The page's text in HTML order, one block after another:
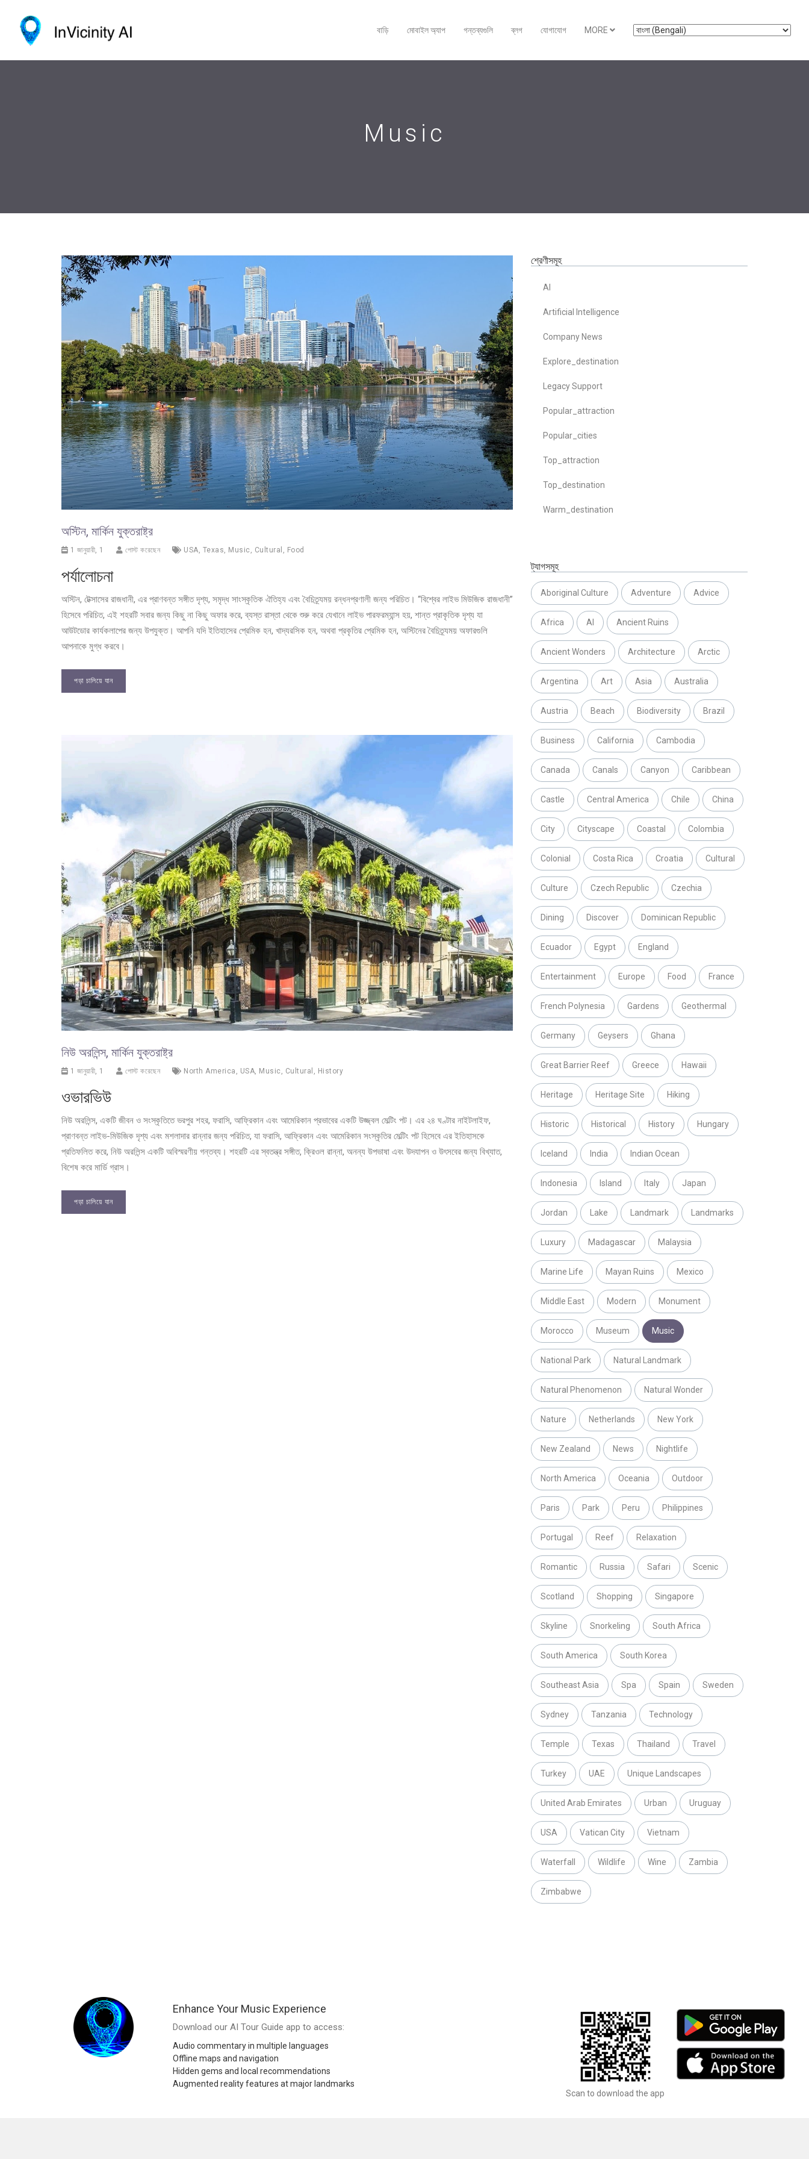
বাড়ি মোবাইল অ্যাপ গন্তব্যগুলি ব্লগ যোগাযোগ MORE
Music
অস্টিন, মার্কিন যুক্তরাষ্ট্র
1 জানুয়ারী, 1 পোস্ট করেছেন USA, Texas, Music , Cultural , Food
পর্যালোচনা
অস্টিন, টেক্সাসের রাজধানী, এর প্রাণবন্ত সঙ্গীত দৃশ্য, সমৃদ্ধ সাংস্কৃতিক ঐতিহ্য এবং বৈচিত্র্যময় রন্ধনপ্রণালী জন্য পরিচিত। “বিশ্বের লাইভ মিউজিক রাজধানী”
হিসেবে পরিচিত, এই শহরটি সবার জন্য কিছু না কিছু অফার করে, ব্যস্ত রাস্তা থেকে শুরু করে যেখানে লাইভ পারফরম্যান্স হয়, শান্ত প্রাকৃতিক দৃশ্য যা
আউটডোর কার্যকলাপের জন্য উপযুক্ত। আপনি যদি ইতিহাসের প্রেমিক হন, খাদ্যরসিক হন, অথবা প্রকৃতির প্রেমিক হন, অস্টিনের বৈচিত্র্যময় অফারগুলি
আপনাকে মুগ্ধ করবে।
পড়া চালিয়ে যান
নিউ অরলিন্স, মার্কিন যুক্তরাষ্ট্র
1 জানুয়ারী, 1 পোস্ট করেছেন North America , USA, Music , Cultural , History
ওভারভিউ
নিউ অরলিন্স, একটি জীবন ও সংস্কৃতিতে ভরপুর শহর, ফরাসি, আফ্রিকান এবং আমেরিকান প্রভাবের একটি উজ্জ্বল মেল্টিং পট। এর ২৪ ঘণ্টার নাইটলাইফ,
প্রাণবন্ত লাইভ-মিউজিক দৃশ্য এবং মশলাদার রান্নার জন্য পরিচিত, যা ফরাসি, আফ্রিকান এবং আমেরিকান সংস্কৃতির মেল্টিং পট হিসেবে এর ইতিহাসকে
প্রতিফলিত করে, নিউ অরলিন্স একটি অবিস্মরণীয় গন্তব্য। শহরটি এর স্বতন্ত্র সঙ্গীত, ক্রিওল রান্না, অনন্য উপভাষা এবং উদযাপন ও উৎসবের জন্য বিখ্যাত,
বিশেষ করে মার্ডি গ্রাস।
পড়া চালিয়ে যান
শ্রেণীসমূহ
AI
Artificial Intelligence
Company News
Explore_destination
Legacy Support
Popular_attraction
Popular_cities
Top_attraction
Top_destination
Warm_destination
ট্যাগসমূহ
Aboriginal Culture Adventure Advice
Africa AI Ancient Ruins
Ancient Wonders Architecture Arctic
Argentina Art Asia Australia
Austria Beach Biodiversity Brazil
Business California Cambodia
Canada Canals Canyon Caribbean
Castle Central America Chile China
City Cityscape Coastal Colombia
Colonial Costa Rica Croatia Cultural
Culture Czech Republic Czechia
Dining Discover Dominican Republic
Ecuador Egypt England
Entertainment Europe Food France
French Polynesia Gardens Geothermal
Germany Geysers Ghana
Great Barrier Reef Greece Hawaii
Heritage Heritage Site Hiking
Historic Historical History Hungary
Iceland India Indian Ocean
Indonesia Island Italy Japan
Jordan Lake Landmark Landmarks
Luxury Madagascar Malaysia
Marine Life Mayan Ruins Mexico
Middle East Modern Monument
Morocco Museum Music
National Park Natural Landmark
Natural Phenomenon Natural Wonder
Nature Netherlands New York
New Zealand News Nightlife
North America Oceania Outdoor
Paris Park Peru Philippines
Portugal Reef Relaxation
Romantic Russia Safari Scenic
Scotland Shopping Singapore
Skyline Snorkeling South Africa
South America South Korea
Southeast Asia Spa Spain Sweden
Sydney Tanzania Technology
Temple Texas Thailand Travel
Turkey UAE Unique Landscapes
United Arab Emirates Urban Uruguay
USA Vatican City Vietnam
Waterfall Wildlife Wine Zambia
Zimbabwe
Enhance Your Music Experience
Download our AI Tour Guide app to access:
Audio commentary in multiple languages
Offline maps and navigation
Hidden gems and local recommendations
Augmented reality features at major landmarks
Scan to download the app